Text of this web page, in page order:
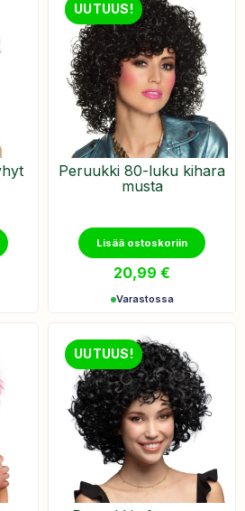
UUTUUS!
Peruukki 80-luku kihara
musta
Lisää ostoskoriin
20,99 €
Varastossa
UUTUUS!